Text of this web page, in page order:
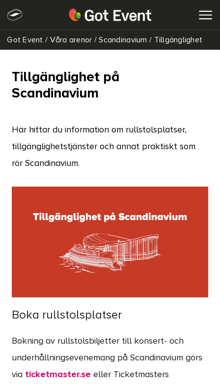
Got Event / Våra arenor / Scandinavium / Tillgänglighet
Tillgänglighet på
Scandinavium
Här hittar du information om rullstolsplatser,
tillgänglighetstjänster och annat praktiskt som
rör Scandinavium.
Boka rullstolsplatser
Bokning av rullstolsbiljetter till konsert- och
underhållningsevenemang på Scandinavium görs
via ticketmaster.se eller Ticketmasters